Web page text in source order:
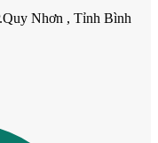
Nhơn , Tỉnh Bình